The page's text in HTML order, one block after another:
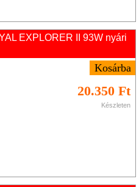
EXPLORER II 93W nyári
20.350 Ft
Készleten